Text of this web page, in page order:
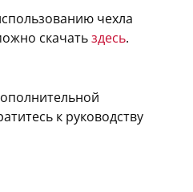
чехла
скачатьздесь.
к руководству